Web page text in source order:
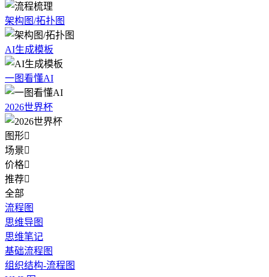
架构图/拓扑图
AI生成模板
一图看懂AI
2026世界杯
图形
场景
价格
推荐
全部
流程图
思维导图
思维笔记
基础流程图
组织结构-流程图